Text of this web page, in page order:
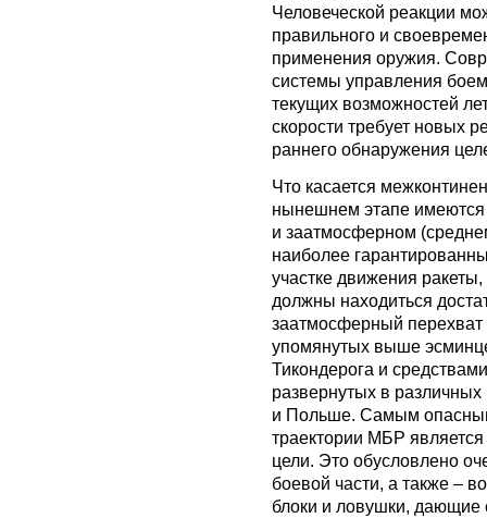
Человеческой реакции
правильного и
применения оружия.
системы управления
текущих возможностей
скорости требует новых
раннего обнаружения
Что касается
нынешнем этапе имеются
и заатмосферном
наиболее
участке движения
должны находиться
заатмосферный перехват
упомянутых выше
Тикондерога и
развернутых в
и Польше. Самым
траектории МБР
цели. Это обусловлено
боевой части, а также –
блоки и ловушки, дающие